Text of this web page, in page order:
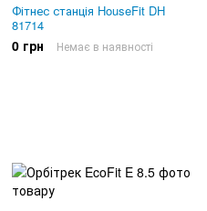
Фітнес станція HouseFit DH
81714
0 грн Немає в наявності